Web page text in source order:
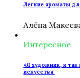
Легкие ароматы
Алёна
Интересное
«Я художник, я так
искусства